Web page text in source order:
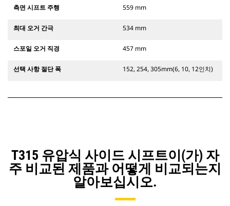
측면 시프트 주행 559 mm
최대 오거 간극 534 mm
스포일 오거 직경 457 mm
선택 사항 절단 폭 152, 254, 305mm(6, 10, 12인치)
T315 유압식 사이드 시프트이(가) 자
주 비교된 제품과 어떻게 비교되는지
알아보십시오.